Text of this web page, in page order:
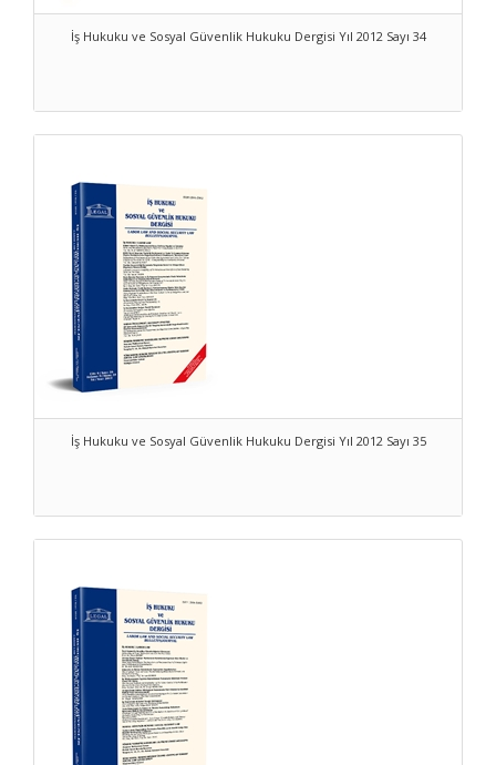
İş Hukuku ve Sosyal Güvenlik Hukuku Dergisi Yıl 2012 Sayı 34
İş Hukuku ve Sosyal Güvenlik Hukuku Dergisi Yıl 2012 Sayı 35